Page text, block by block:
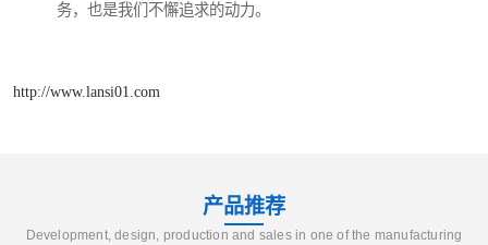
务，也是我们不懈追求的动力。
http://www.lansi01.com
产品推荐
Development, design, production and sales in one of the manufacturing